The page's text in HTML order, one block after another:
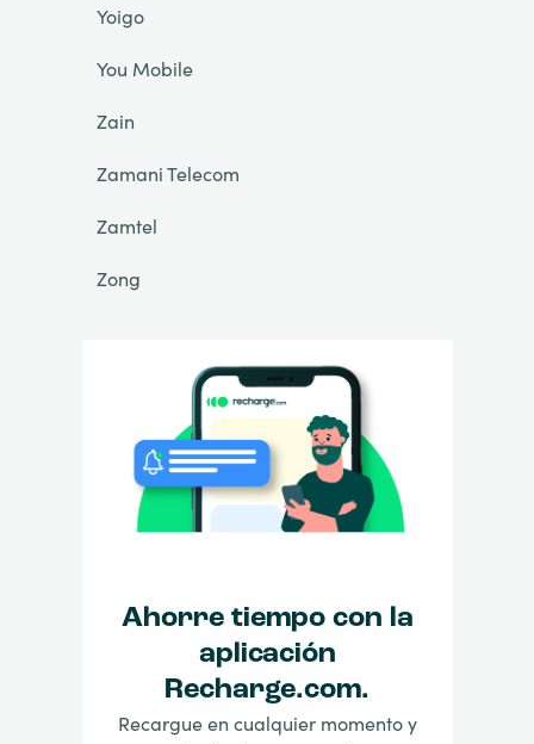
Yoigo
You Mobile
Zain
Zamani Telecom
Zamtel
Zong
Ahorre tiempo con la
aplicación
Recharge.com.
Recargue en cualquier momento y